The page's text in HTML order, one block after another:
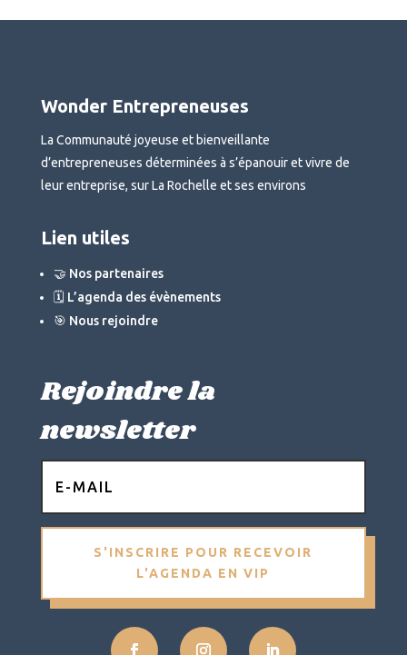
Wonder Entrepreneuses
La Communauté joyeuse et bienveillante
d’entrepreneuses déterminées à s’épanouir et vivre de
leur entreprise, sur La Rochelle et ses environs
Lien utiles
🤝 Nos partenaires
🗓 L’agenda des évènements
🎯 Nous rejoindre
Rejoindre la
newsletter
S'INSCRIRE POUR RECEVOIR
L'AGENDA EN VIP